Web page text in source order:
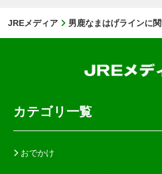
JREメディア 男鹿なまはげラインに
カテゴリ一覧
おでかけ